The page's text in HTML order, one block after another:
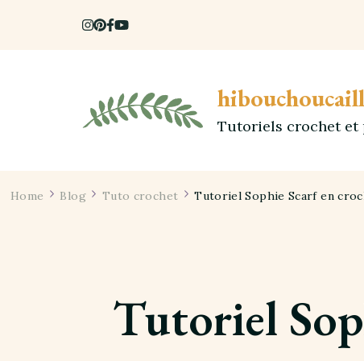
Tutoriels crochet et
Home Blog Tuto crochet Tutoriel Sophie Scarf en
Tutoriel